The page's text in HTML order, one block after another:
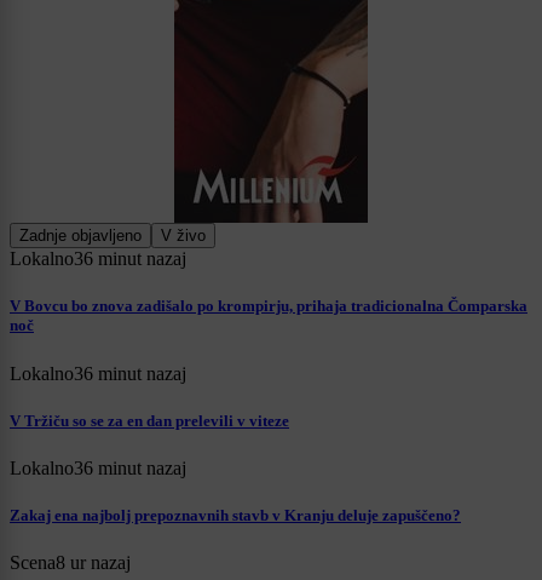
Zadnje objavljeno V živo
Lokalno36 minut nazaj
V Bovcu bo znova zadišalo po krompirju, prihaja tradicionalna Čomparska
noč
Lokalno36 minut nazaj
V Tržiču so se za en dan prelevili v viteze
Lokalno36 minut nazaj
Zakaj ena najbolj prepoznavnih stavb v Kranju deluje zapuščeno?
Scena8 ur nazaj